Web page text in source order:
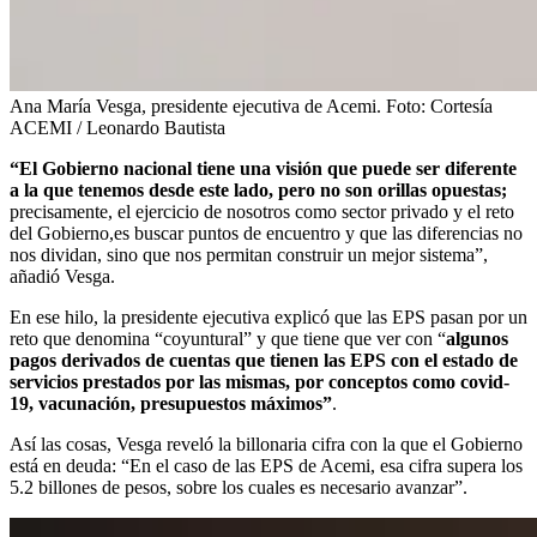
Ana María Vesga, presidente ejecutiva de Acemi. Foto: Cortesía
ACEMI / Leonardo Bautista
“El Gobierno nacional tiene una visión que puede ser diferente
a la que tenemos desde este lado, pero no son orillas opuestas;
precisamente, el ejercicio de nosotros como sector privado y el reto
del Gobierno,es buscar puntos de encuentro y que las diferencias no
nos dividan, sino que nos permitan construir un mejor sistema”,
añadió Vesga.
En ese hilo, la presidente ejecutiva explicó que las EPS pasan por un
reto que denomina “coyuntural” y que tiene que ver con “algunos
pagos derivados de cuentas que tienen las EPS con el estado de
servicios prestados por las mismas, por conceptos como covid-
19, vacunación, presupuestos máximos”.
Así las cosas, Vesga reveló la billonaria cifra con la que el Gobierno
está en deuda: “En el caso de las EPS de Acemi, esa cifra supera los
5.2 billones de pesos, sobre los cuales es necesario avanzar”.